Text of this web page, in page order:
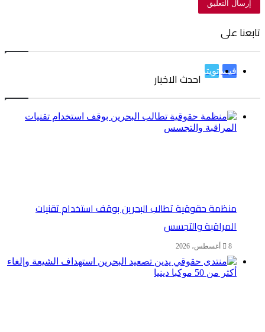
تابعنا على
فيسبوك
تويتر احدث الاخبار
منظمة حقوقية تطالب البحرين بوقف استخدام تقنيات
المراقبة والتجسس
8 أغسطس، 2026